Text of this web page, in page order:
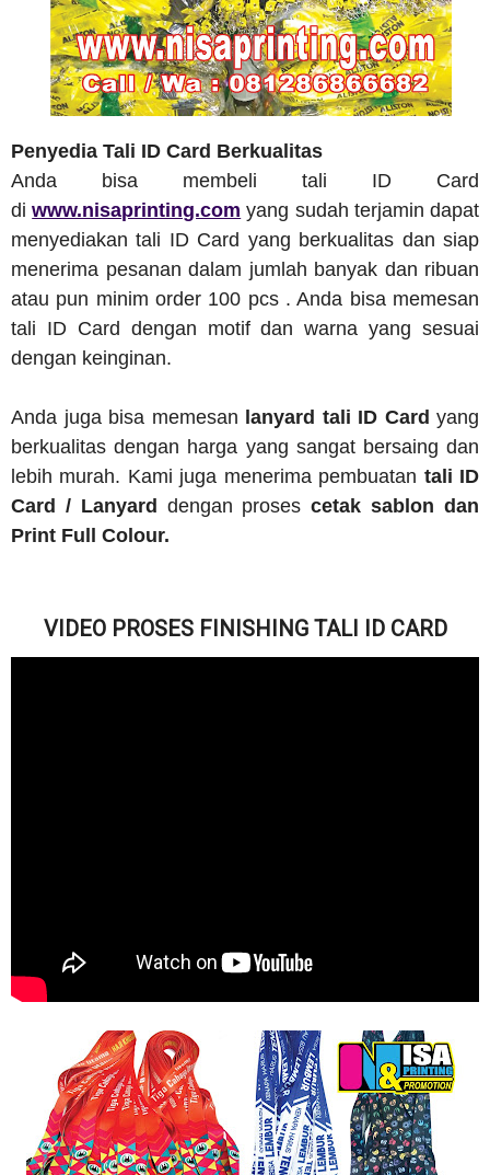
Penyedia Tali ID Card Berkualitas
Anda bisa membeli tali ID Card
diwww.nisaprinting.com yang sudah terjamin dapat
menyediakan tali ID Card yang berkualitas dan siap
menerima pesanan dalam jumlah banyak dan ribuan
atau pun minim order 100 pcs . Anda bisa memesan
tali ID Card dengan motif dan warna yang sesuai
dengan keinginan.
Anda juga bisa memesan lanyard tali ID Card yang
berkualitas dengan harga yang sangat bersaing dan
lebih murah. Kami juga menerima pembuatan tali ID
Card / Lanyard dengan prosescetak sablon dan
Print Full Colour.
VIDEO PROSES FINISHING TALI ID CARD